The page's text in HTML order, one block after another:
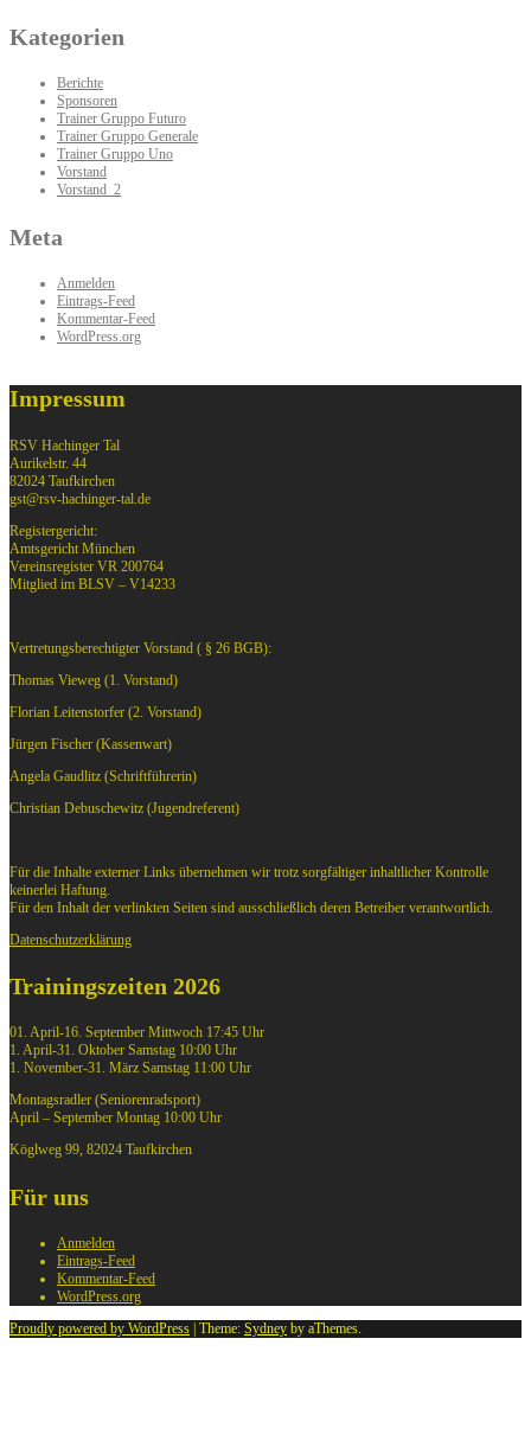
Kategorien
Berichte
Sponsoren
Trainer Gruppo Futuro
Trainer Gruppo Generale
Trainer Gruppo Uno
Vorstand
Vorstand_2
Meta
Anmelden
Eintrags-Feed
Kommentar-Feed
WordPress.org
Impressum
RSV Hachinger Tal
Aurikelstr. 44
82024 Taufkirchen
gst@rsv-hachinger-tal.de
Registergericht:
Amtsgericht München
Vereinsregister VR 200764
Mitglied im BLSV – V14233
Vertretungsberechtigter Vorstand ( § 26 BGB):
Thomas Vieweg (1. Vorstand)
Florian Leitenstorfer (2. Vorstand)
Jürgen Fischer (Kassenwart)
Angela Gaudlitz (Schriftführerin)
Christian Debuschewitz (Jugendreferent)
Für die Inhalte externer Links übernehmen wir trotz sorgfältiger inhaltlicher Kontrolle
keinerlei Haftung.
Für den Inhalt der verlinkten Seiten sind ausschließlich deren Betreiber verantwortlich.
Datenschutzerklärung
Trainingszeiten 2026
01. April-16. September Mittwoch 17:45 Uhr
1. April-31. Oktober Samstag 10:00 Uhr
1. November-31. März Samstag 11:00 Uhr
Montagsradler (Seniorenradsport)
April – September Montag 10:00 Uhr
Köglweg 99, 82024 Taufkirchen
Für uns
Anmelden
Eintrags-Feed
Kommentar-Feed
WordPress.org
Proudly powered by WordPress Theme: Sydney by aThemes.